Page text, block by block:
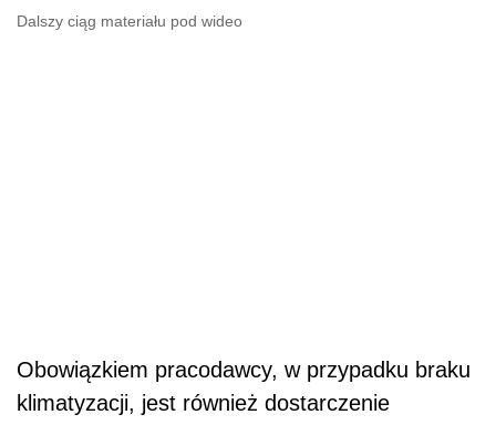
Dalszy ciąg materiału pod wideo
Obowiązkiem pracodawcy, w przypadku braku
klimatyzacji, jest również dostarczenie